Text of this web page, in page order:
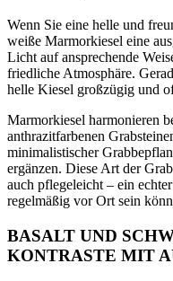
Wenn Sie eine helle und
weiße Marmorkiesel eine
Licht auf ansprechende
friedliche Atmosphäre.
helle Kiesel großzügig und
Marmorkiesel harmonieren
anthrazitfarbenen
minimalistischer
ergänzen. Diese Art der
auch pflegeleicht – ein
regelmäßig vor Ort sein
BASALT UND
KONTRASTE MIT